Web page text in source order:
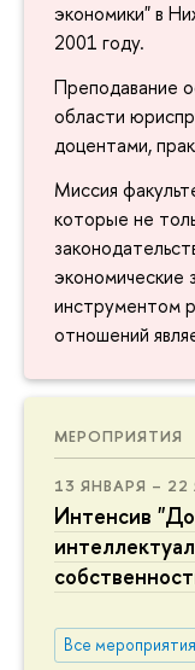
экономики" в
2001 году.
Преподавание
области
доцентами,
Миссия
которые не
экономические
инструментом
отношений
МЕРОПРИЯТИЯ
13 ЯНВАРЯ – 22
Интенсив
Все мероприятия